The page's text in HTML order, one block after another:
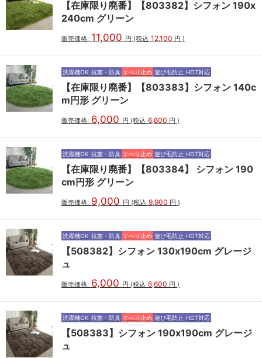
【在庫限り廃番】【803382】シフォン 190x
240cm グリーン
販売価格: 11,000 円 (税込 12,100 円 )
洗濯機OK 抗菌・防臭 すべり止め 遊び毛防止 HOT対応
【在庫限り廃番】【803383】シフォン 140c
m円形 グリーン
販売価格: 6,000 円 (税込 6,600 円 )
洗濯機OK 抗菌・防臭 すべり止め 遊び毛防止 HOT対応
【在庫限り廃番】【803384】 シフォン 190
cm円形 グリーン
販売価格: 9,000 円 (税込 9,900 円 )
洗濯機OK 抗菌・防臭 すべり止め 遊び毛防止 HOT対応
【508382】シフォン 130x190cm グレージ
ュ
販売価格: 6,000 円 (税込 6,600 円 )
洗濯機OK 抗菌・防臭 すべり止め 遊び毛防止 HOT対応
【508383】シフォン 190x190cm グレージ
ュ